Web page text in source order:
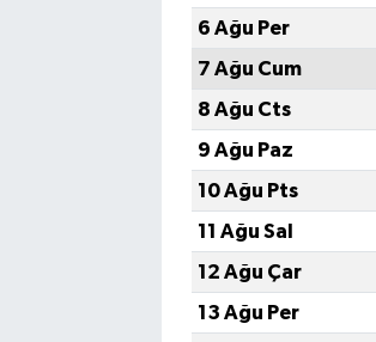
6 Ağu Per
7 Ağu Cum
8 Ağu Cts
9 Ağu Paz
10 Ağu Pts
11 Ağu Sal
12 Ağu Çar
13 Ağu Per